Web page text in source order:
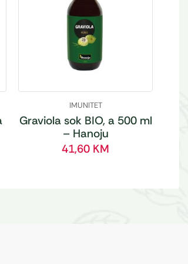
IMUNITET
Graviola sok BIO, a 500 ml
– Hanoju
41,60 KM